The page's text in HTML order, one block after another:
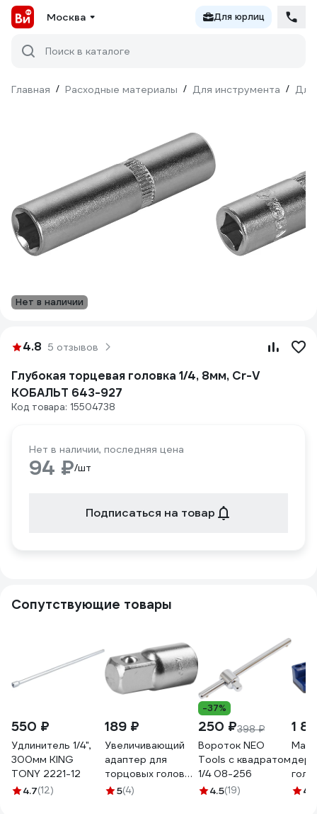
Москва Для юрлиц
Поиск в каталоге
Главная / Расходные материалы / Для инструмента / Для
Нет в наличии
4.8 5 отзывов
Глубокая торцевая головка 1/4, 8мм, Cr-V
КОБАЛЬТ 643-927
Код товара: 15504738
Нет в наличии, последняя цена
94 ₽/шт
Подписаться на товар
Сопутствующие товары
550 ₽
Удлинитель 1/4",
300мм KING
TONY 2221-12
4.7(12)
189 ₽
Увеличивающий
адаптер для
торцовых головок
KRAFTOOL 3/8"M x
5(4)
-37%
250 ₽398 ₽
Вороток NEO
Tools с квадратом
1/4 08-256
4.5(19)
1
на4.9